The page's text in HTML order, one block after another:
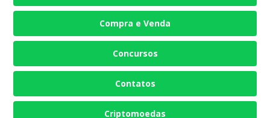
Compra e Venda
Concursos
Contatos
Criptomoedas